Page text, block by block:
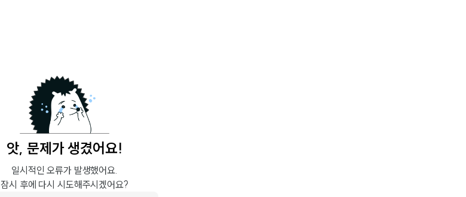
앗, 문제가 생겼어요!
일시적인 오류가 발생했어요.
잠시 후에 다시 시도해주시겠어요?